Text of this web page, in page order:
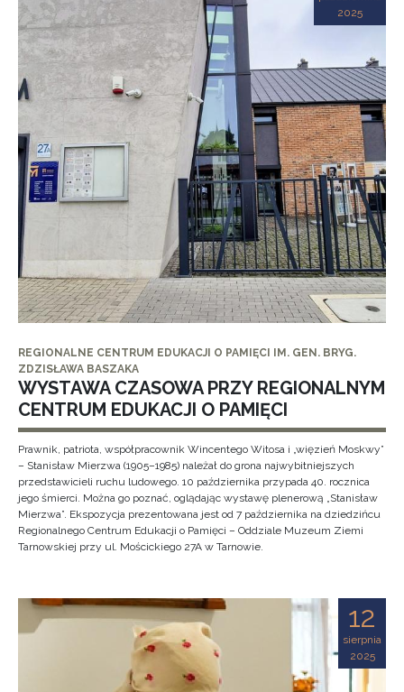
2025
REGIONALNE CENTRUM EDUKACJI O PAMIĘCI IM. GEN. BRYG.
ZDZISŁAWA BASZAKA
WYSTAWA CZASOWA PRZY REGIONALNYM
CENTRUM EDUKACJI O PAMIĘCI
Prawnik, patriota, współpracownik Wincentego Witosa i „więzień Moskwy”
– Stanisław Mierzwa (1905–1985) należał do grona najwybitniejszych
przedstawicieli ruchu ludowego. 10 października przypada 40. rocznica
jego śmierci. Można go poznać, oglądając wystawę plenerową „Stanisław
Mierzwa”. Ekspozycja prezentowana jest od 7 października na dziedzińcu
Regionalnego Centrum Edukacji o Pamięci – Oddziale Muzeum Ziemi
Tarnowskiej przy ul. Mościckiego 27A w Tarnowie.
12
sierpnia
2025